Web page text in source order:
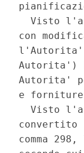
Visto
con
l'Autorita'
Autorita')
Autorita'
e
Visto
convertito
comma